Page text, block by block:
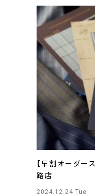
【早割オーダー
路店
2024.12.24 Tue